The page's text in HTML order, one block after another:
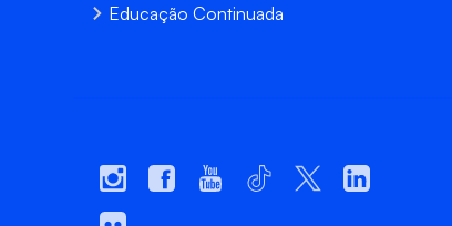
Educação Continuada